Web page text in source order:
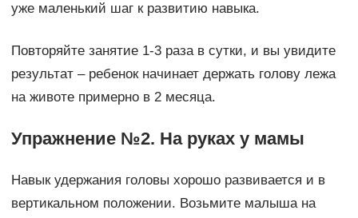
уже маленький шаг к развитию навыка.
Повторяйте занятие 1-3 раза в сутки, и вы увидите
результат – ребенок начинает держать голову лежа
на животе примерно в 2 месяца.
Упражнение №2. На руках у мамы
Навык удержания головы хорошо развивается и в
вертикальном положении. Возьмите малыша на